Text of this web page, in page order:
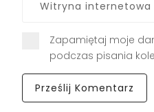
Zapamiętaj moje
podczas pisania